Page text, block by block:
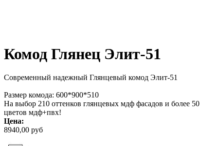
Комод Глянец Элит-51
Современный надежный Глянцевый комод Элит-51
Размер комода: 600*900*510
На выбор 210 оттенков глянцевых мдф фасадов и более 50
цветов мдф+пвх!
Цена:
8940,00 руб